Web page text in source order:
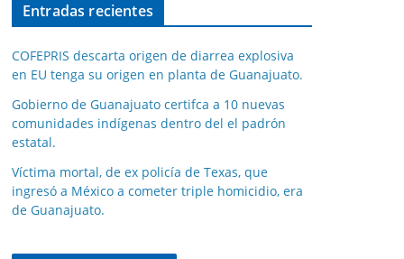
Entradas recientes
COFEPRIS descarta origen de diarrea explosiva
en EU tenga su origen en planta de Guanajuato.
Gobierno de Guanajuato certifca a 10 nuevas
comunidades indígenas dentro del el padrón
estatal.
Víctima mortal, de ex policía de Texas, que
ingresó a México a cometer triple homicidio, era
de Guanajuato.